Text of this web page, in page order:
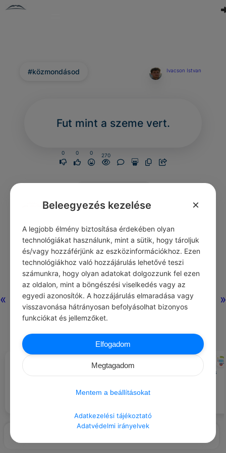
« »
#közmondásod Ivacson Istvan
Fut mint a szeme vert.
0 0 0 270
#IDÉZETEK FÁJDALOM
leginkább a féltékenyeket.
CHATGPT
Gyakorold a hálát minden egyes
Beleegyezés kezelése ×
A legjobb élmény biztosítása érdekében olyan
technológiákat használunk, mint a sütik, hogy tároljuk
és/vagy hozzáférjünk az eszközinformációkhoz. Ezen
technológiákhoz való hozzájárulás lehetővé teszi
számunkra, hogy olyan adatokat dolgozzunk fel ezen
az oldalon, mint a böngészési viselkedés vagy az
egyedi azonosítók. A hozzájárulás elmaradása vagy
visszavonása hátrányosan befolyásolhat bizonyos
funkciókat és jellemzőket.
Elfogadom
Megtagadom
Mentem a beállításokat
Adatkezelési tájékoztató
Adatvédelmi irányelvek